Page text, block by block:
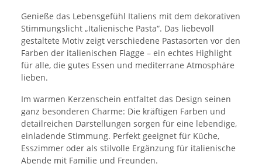
Genieße das Lebensgefühl Italiens mit dem dekorativen
Stimmungslicht „Italienische Pasta“. Das liebevoll
gestaltete Motiv zeigt verschiedene Pastasorten vor den
Farben der italienischen Flagge – ein echtes Highlight
für alle, die gutes Essen und mediterrane Atmosphäre
lieben.
Im warmen Kerzenschein entfaltet das Design seinen
ganz besonderen Charme: Die kräftigen Farben und
detailreichen Darstellungen sorgen für eine lebendige,
einladende Stimmung. Perfekt geeignet für Küche,
Esszimmer oder als stilvolle Ergänzung für italienische
Abende mit Familie und Freunden.